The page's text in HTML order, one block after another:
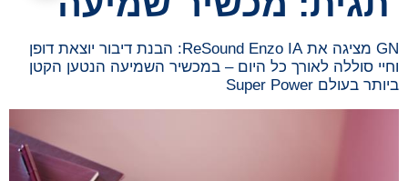
GN מציגה את ReSound Enzo IA: הבנת דיבור יוצאת דופן
וחיי סוללה לאורך כל היום – במכשיר השמיעה הנטען הקטן
ביותר בעולם Super Power